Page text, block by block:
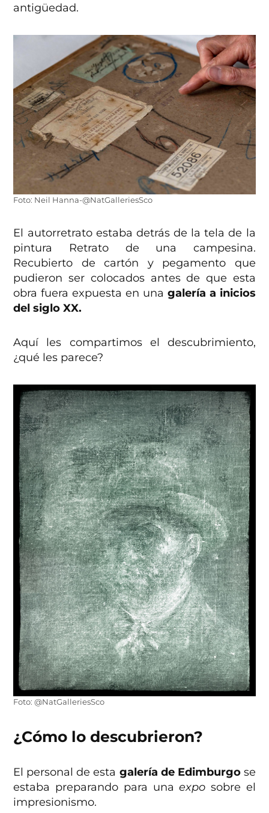
antigüedad.
Foto: Neil Hanna-@NatGalleriesSco
El autorretrato estaba detrás de la tela de la
pintura Retrato de una campesina.
Recubierto de cartón y pegamento que
pudieron ser colocados antes de que esta
obra fuera expuesta en una galería a inicios
del siglo XX.
Aquí les compartimos el descubrimiento,
¿qué les parece?
Foto: @NatGalleriesSco
¿Cómo lo descubrieron?
El personal de esta galería de Edimburgo se
estaba preparando para unaexpo sobre el
impresionismo.